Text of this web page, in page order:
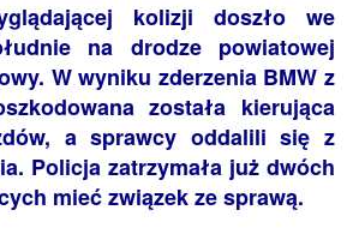
kolizji doszło we
na drodze powiatowej
W wyniku zderzenia BMW z
została kierująca
a sprawcy oddalili się z
Policja zatrzymała już dwóch
mieć związek ze sprawą.